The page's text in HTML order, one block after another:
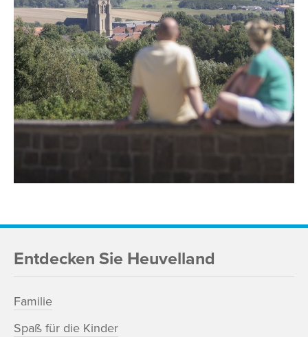
Entdecken Sie Heuvelland
Familie
Spaß für die Kinder